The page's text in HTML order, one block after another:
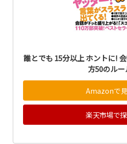
誰とでも 15分以上 ホントに!
方50のルー
Amazonで
楽天市場で